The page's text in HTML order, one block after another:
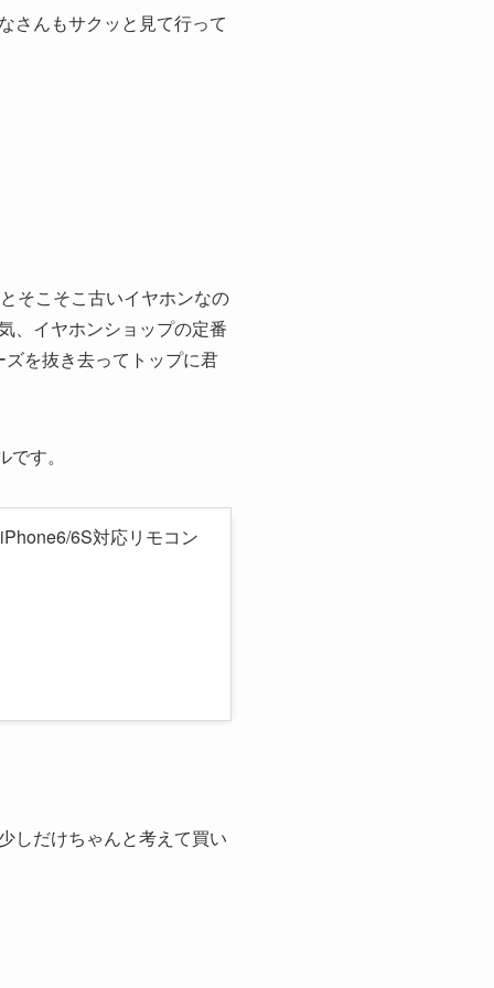
さんもサクッと見て行って
そこそこ古いイヤホンなの
、イヤホンショップの定番
を抜き去ってトップに君
す。
6S対応リモコン
しだけちゃんと考えて買い